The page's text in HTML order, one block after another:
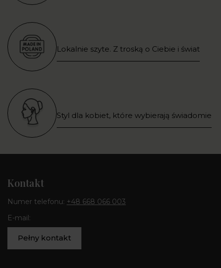
Lokalnie szyte. Z troską o Ciebie i świat
Styl dla kobiet, które wybierają świadomie
Kontakt
Numer telefonu: +48 668 066 003
E-mail:
Pełny kontakt